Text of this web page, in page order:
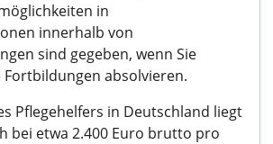
in
innerhalb von
sind gegeben, wenn Sie
absolvieren.
Pflegehelfers in Deutschland liegt
bei etwa 2.400 Euro brutto pro